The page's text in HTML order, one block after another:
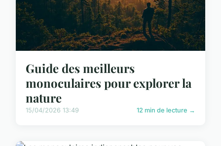
Guide des meilleurs
monoculaires pour explorer la
nature
15/04/2026 13:49 12 min de lecture →